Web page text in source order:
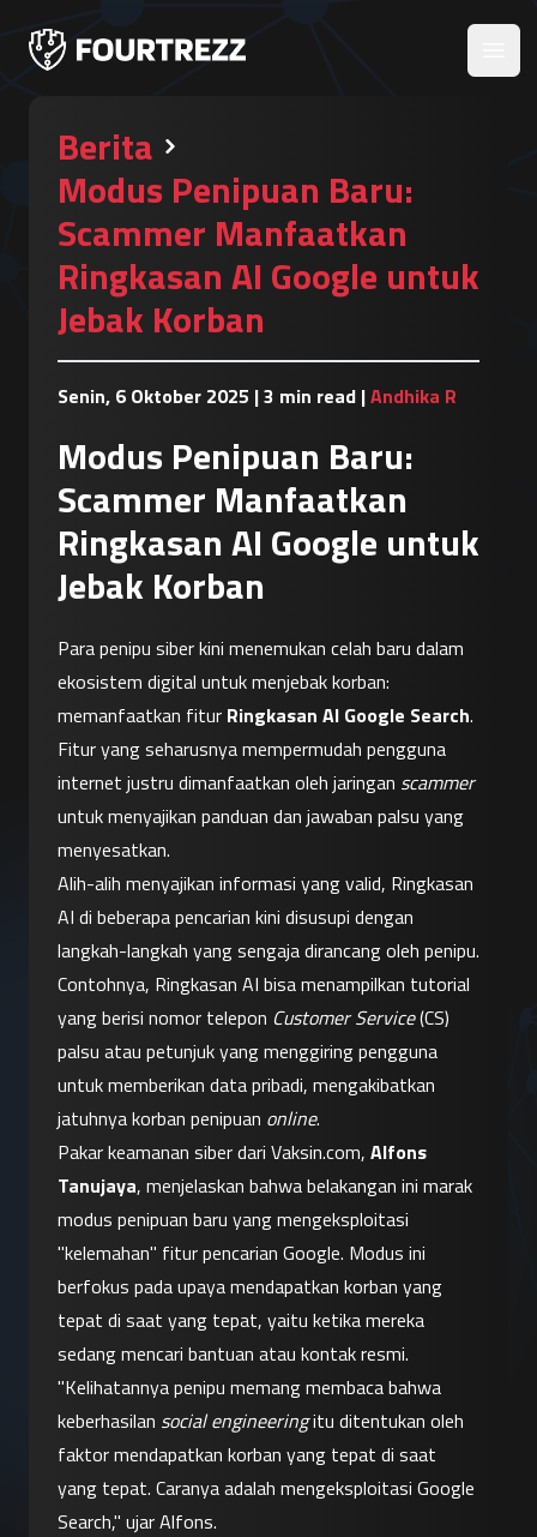
Berita
Modus Penipuan Baru:
Scammer Manfaatkan
Ringkasan AI Google untuk
Jebak Korban
Senin, 6 Oktober 2025 |3 min read |Andhika R
Modus Penipuan Baru:
Scammer Manfaatkan
Ringkasan AI Google untuk
Jebak Korban
Para penipu siber kini menemukan celah baru dalam
ekosistem digital untuk menjebak korban:
memanfaatkan fitur Ringkasan AI Google Search.
Fitur yang seharusnya mempermudah pengguna
internet justru dimanfaatkan oleh jaringan scammer
untuk menyajikan panduan dan jawaban palsu yang
menyesatkan.
Alih-alih menyajikan informasi yang valid, Ringkasan
AI di beberapa pencarian kini disusupi dengan
langkah-langkah yang sengaja dirancang oleh penipu.
Contohnya, Ringkasan AI bisa menampilkan tutorial
yang berisi nomor telepon Customer Service (CS)
palsu atau petunjuk yang menggiring pengguna
untuk memberikan data pribadi, mengakibatkan
jatuhnya korban penipuan online.
Pakar keamanan siber dari Vaksin.com, Alfons
Tanujaya, menjelaskan bahwa belakangan ini marak
modus penipuan baru yang mengeksploitasi
"kelemahan" fitur pencarian Google. Modus ini
berfokus pada upaya mendapatkan korban yang
tepat di saat yang tepat, yaitu ketika mereka
sedang mencari bantuan atau kontak resmi.
"Kelihatannya penipu memang membaca bahwa
keberhasilan social engineering itu ditentukan oleh
faktor mendapatkan korban yang tepat di saat
yang tepat. Caranya adalah mengeksploitasi Google
Search," ujar Alfons.